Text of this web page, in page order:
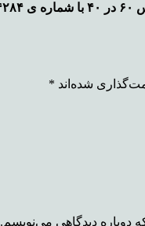
شده‌اند *
دوباره دیدگاهی می‌نویسم.